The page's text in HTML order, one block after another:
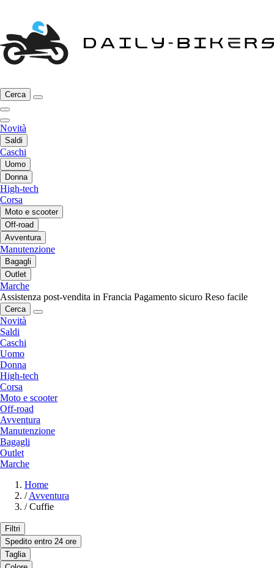
Cerca
Novità
Saldi
Caschi
Uomo
Donna
High-tech
Corsa
Moto e scooter
Off-road
Avventura
Manutenzione
Bagagli
Outlet
Marche
Assistenza post-vendita in Francia Pagamento sicuro Reso facile
Cerca
Novità
Saldi
Caschi
Uomo
Donna
High-tech
Corsa
Moto e scooter
Off-road
Avventura
Manutenzione
Bagagli
Outlet
Marche
Home
/ Avventura
/ Cuffie
Filtri
Spedito entro 24 ore
Taglia